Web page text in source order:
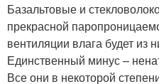
Базальтовые и
прекрасной
вентиляции влага будет из
Единственный минус –
Все они в некоторой